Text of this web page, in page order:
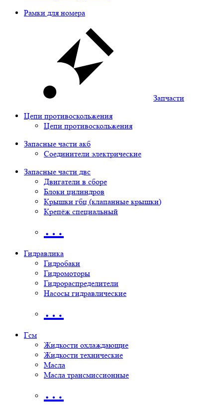
Рамки для номера
Запчасти
Цепи противоскольжения
Цепи противоскольжения
Запасные части акб
Соединители электрические
Запасные части двс
Двигатели в сборе
Блоки цилиндров
Крышки гбц (клапанные крышки)
Крепёж специальный
…
Гидравлика
Гидробаки
Гидромоторы
Гидрораспределители
Насосы гидравлические
…
Гсм
Жидкости охлаждающие
Жидкости технические
Масла
Масла трансмиссионные
…